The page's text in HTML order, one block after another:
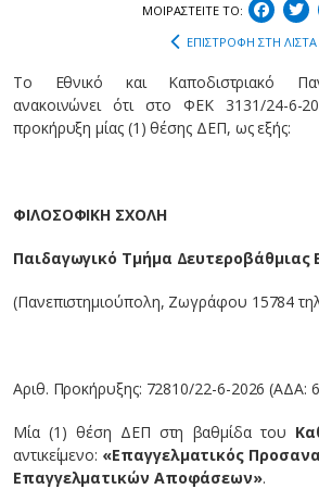
ΜΟΙΡΑΣΤEIΤΕ ΤΟ:
ΕΠΙΣΤΡΟΦΗ ΣΤΗ ΛΙΣΤΑ
Tο Εθνικό και Καποδιστριακό
ανακοινώνει ότι στο ΦEK 3131/24-6-
προκήρυξη μίας (1) θέσης ΔΕΠ, ως εξής:
ΦΙΛΟΣΟΦΙΚΗ ΣΧΟΛΗ
Παιδαγωγικό Τμήμα Δευτεροβάθμιας
(Πανεπιστημιούπολη, Ζωγράφου 15784
Αριθ. Προκήρυξης: 72810/22-6-2026
Μία (1) θέση ΔΕΠ στη βαθμίδα του
αντικείμενο: «Επαγγελματικός
Επαγγελματικών Αποφάσεων».